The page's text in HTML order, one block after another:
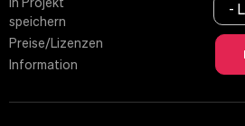
In Projekt
speichern
Preise/Lizenzen
Information
-